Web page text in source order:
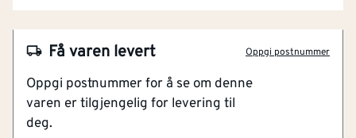
Få varen levert Oppgi postnummer
Oppgi postnummer for å se om denne
varen er tilgjengelig for levering til
deg.
Enkel å påføre
Lett å renholde
Godkjent for bruk på barneleker